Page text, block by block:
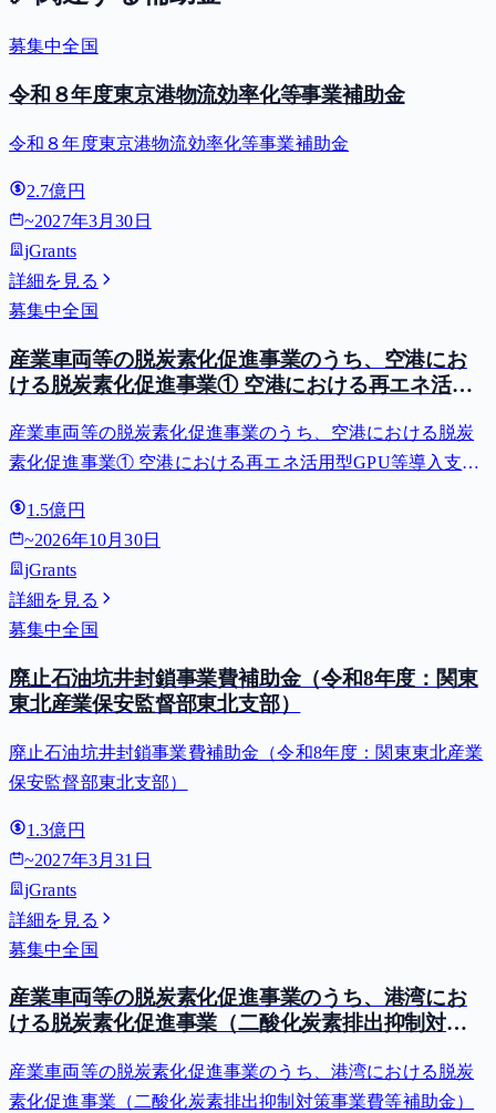
募集中全国
令和８年度東京港物流効率化等事業補助金
令和８年度東京港物流効率化等事業補助金
2.7億円
~2027年3月30日
jGrants
詳細を見る
募集中全国
産業車両等の脱炭素化促進事業のうち、空港にお
ける脱炭素化促進事業① 空港における再エネ活用
費等補助金）
産業車両等の脱炭素化促進事業のうち、空港における脱炭
素化促進事業① 空港における再エネ活用型GPU等導入支援
1.5億円
~2026年10月30日
jGrants
詳細を見る
募集中全国
廃止石油坑井封鎖事業費補助金（令和8年度：関東
東北産業保安監督部東北支部）
廃止石油坑井封鎖事業費補助金（令和8年度：関東東北産業
保安監督部東北支部）
1.3億円
~2027年3月31日
jGrants
詳細を見る
募集中全国
産業車両等の脱炭素化促進事業のうち、港湾にお
ける脱炭素化促進事業（二酸化炭素排出抑制対策
産業車両等の脱炭素化促進事業のうち、港湾における脱炭
素化促進事業（二酸化炭素排出抑制対策事業費等補助金）